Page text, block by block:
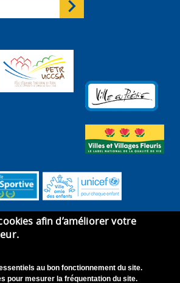
afin d’améliorer votre
au bon fonctionnement du site.
pour mesurer la fréquentation du site.